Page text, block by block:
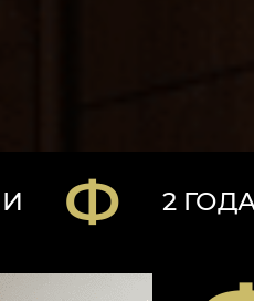
2 ГОДА ГАРАНТИИ